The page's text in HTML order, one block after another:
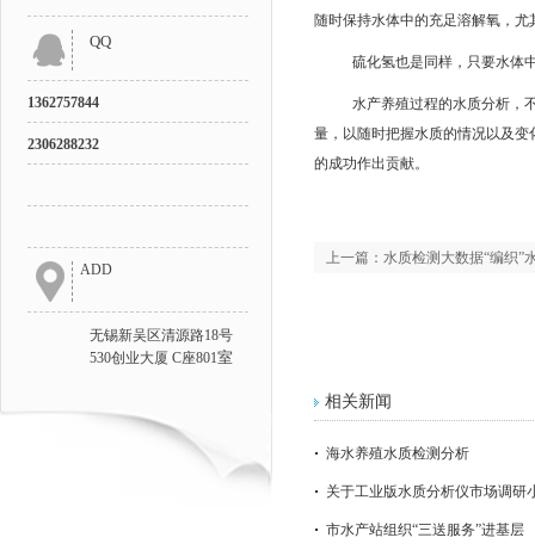
QQ
1362757844
2306288232
ADD
无锡新吴区清源路18号
530创业大厦 C座801室
随时保持水体中的充足溶解氧，
硫化氢也是同样，只要水体
水产养殖过程的水质分析，
量，以随时把握水质的情况以及
的成功作出贡献。
上一篇： 水质检测大数据“编织”
相关新闻
海水养殖水质检测分析
关于工业版水质分析仪市场调研
市水产站组织“三送服务”进基层